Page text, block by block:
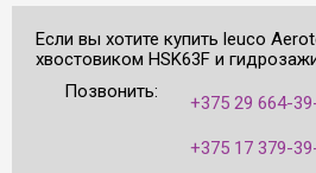
Если вы хотите купить leuco
хвостовиком HSK63F и
Позвонить:
+375 29 664-
+375 17 379-